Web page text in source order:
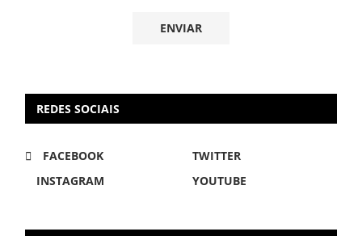
REDES SOCIAIS
FACEBOOK
TWITTER
INSTAGRAM
YOUTUBE